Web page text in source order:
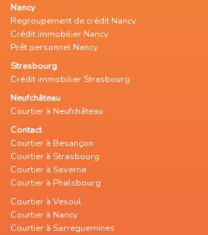
Nancy
Regroupement de crédit Nancy
Crédit immobilier Nancy
Prêt personnel Nancy
Strasbourg
Crédit immobilier Strasbourg
Neufchâteau
Courtier à Neufchâteau
Contact
Courtier à Besançon
Courtier à Strasbourg
Courtier à Saverne
Courtier à Phalsbourg
Courtier à Vesoul
Courtier à Nancy
Courtier à Sarreguemines